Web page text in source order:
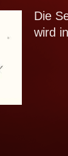
Die
wird